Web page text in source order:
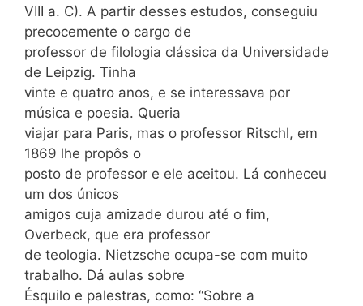
VIII a. C). A partir desses estudos, conseguiu
precocemente o cargo de
professor de filologia clássica da Universidade
de Leipzig. Tinha
vinte e quatro anos, e se interessava por
música e poesia. Queria
viajar para Paris, mas o professor Ritschl, em
1869 lhe propôs o
posto de professor e ele aceitou. Lá conheceu
um dos únicos
amigos cuja amizade durou até o fim,
Overbeck, que era professor
de teologia. Nietzsche ocupa-se com muito
trabalho. Dá aulas sobre
Ésquilo e palestras, como: “Sobre a